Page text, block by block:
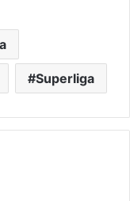
Superliga